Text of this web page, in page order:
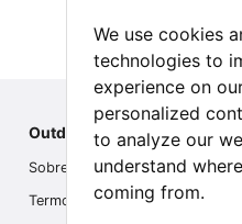
We use cookies
technologies to
experience on
personalized
to analyze our
understand
coming from.
Outdoor Index
Sobre nós
Termos